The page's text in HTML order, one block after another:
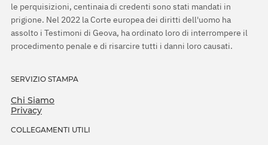
le perquisizioni, centinaia di credenti sono stati mandati in
prigione. Nel 2022 la Corte europea dei diritti dell'uomo ha
assolto i Testimoni di Geova, ha ordinato loro di interrompere il
procedimento penale e di risarcire tutti i danni loro causati.
SERVIZIO STAMPA
Chi Siamo
Privacy
COLLEGAMENTI UTILI